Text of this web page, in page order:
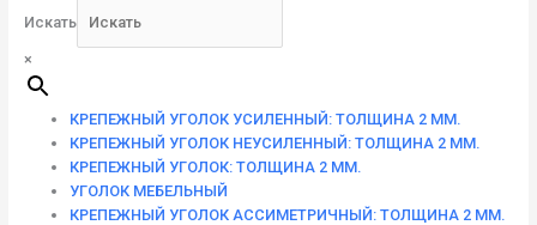
Искать
×
КРЕПЕЖНЫЙ УГОЛОК УСИЛЕННЫЙ: ТОЛЩИНА 2 ММ.
КРЕПЕЖНЫЙ УГОЛОК НЕУСИЛЕННЫЙ: ТОЛЩИНА 2 ММ.
КРЕПЕЖНЫЙ УГОЛОК: ТОЛЩИНА 2 ММ.
УГОЛОК МЕБЕЛЬНЫЙ
КРЕПЕЖНЫЙ УГОЛОК АССИМЕТРИЧНЫЙ: ТОЛЩИНА 2 ММ.